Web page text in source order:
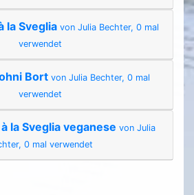
la Sveglia von Julia Bechter, 0 mal
verwendet
Bort von Julia Bechter, 0 mal
verwendet
la Sveglia veganese von Julia
0 mal verwendet